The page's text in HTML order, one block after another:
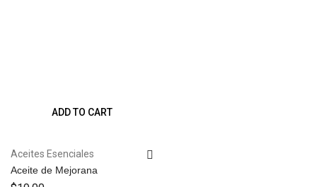
ADD TO CART
Aceites Esenciales
Aceite de Mejorana